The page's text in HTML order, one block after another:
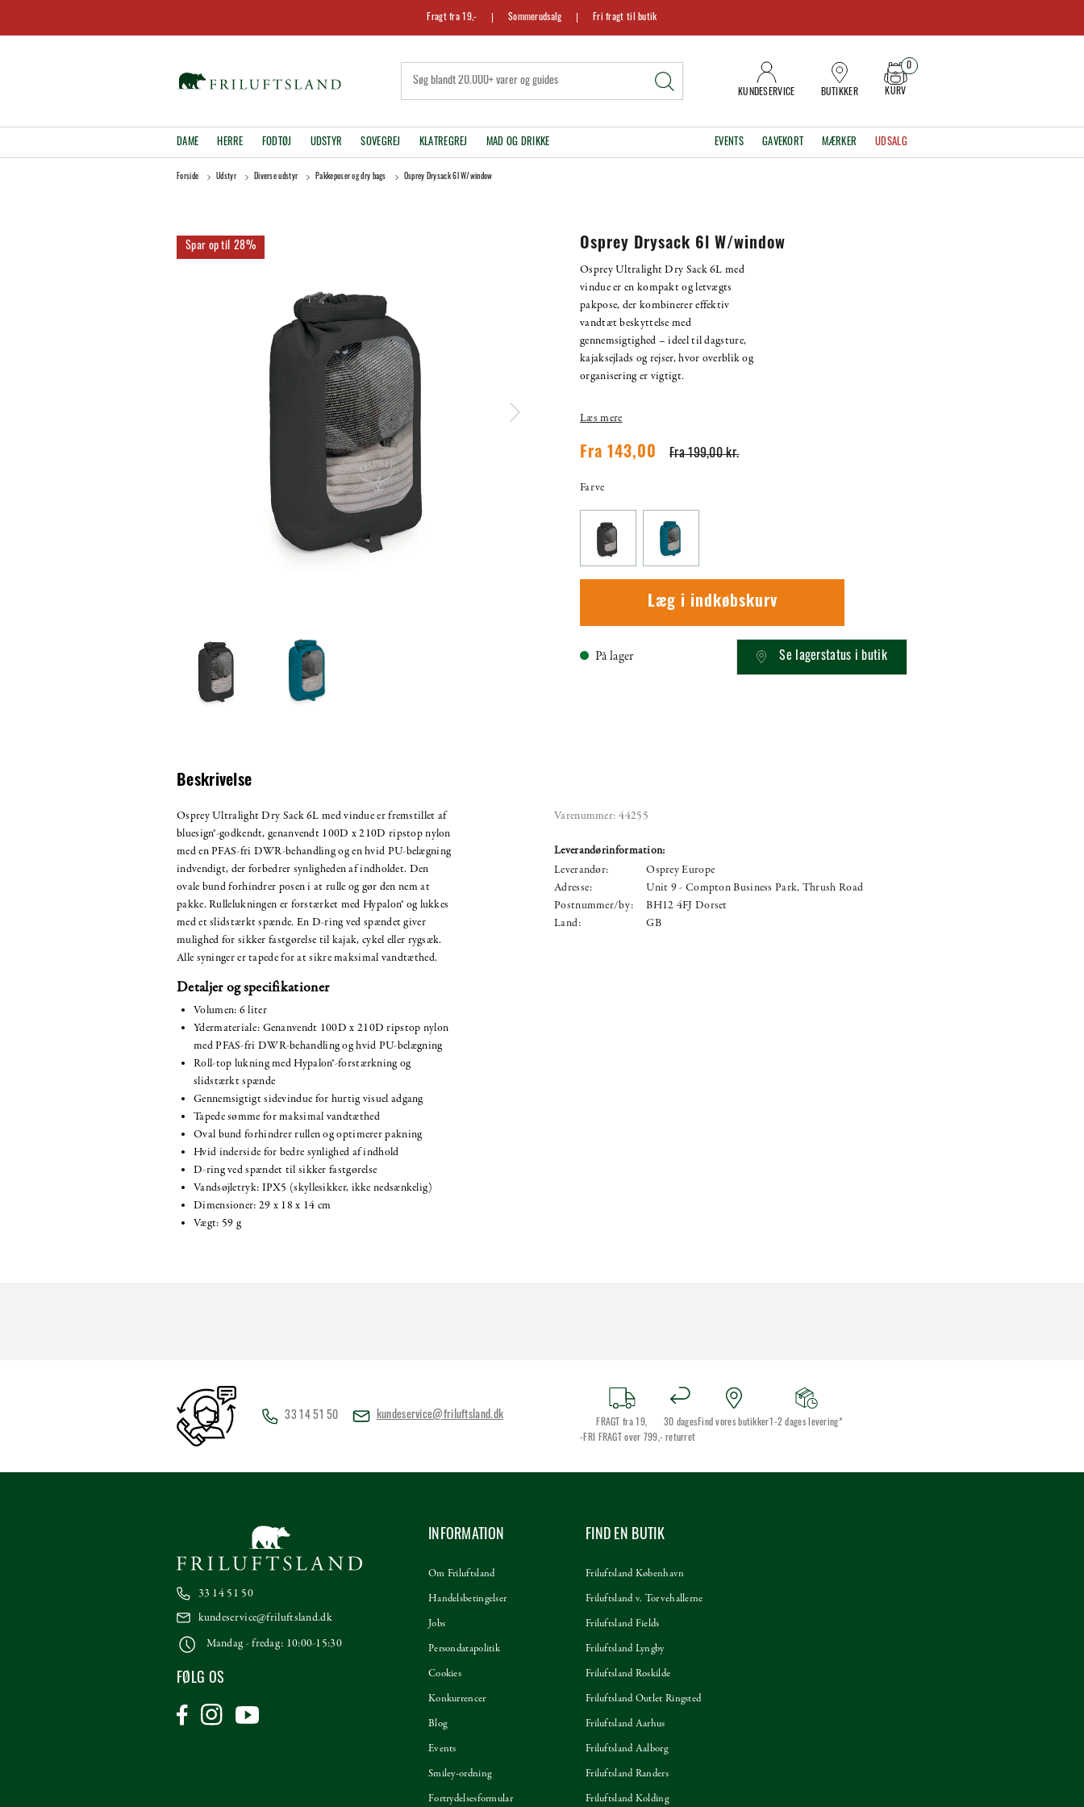
Fragt fra 19,- Sommerudsalg Fri fragt til butik
KUNDESERVICE BUTIKKER KURV
0
DAME HERRE FODTØJ UDSTYR SOVEGREJ KLATREGREJ MAD OG DRIKKE EVENTS GAVEKORT MÆRKER UDSALG
Forside Udstyr Diverse udstyr Pakkeposer og dry bags Osprey Drysack 6l W/window
28% Osprey Drysack 6l W/window
Osprey Ultralight Dry Sack 6L med
vindue er en kompakt og letvægts
pakpose, der kombinerer effektiv
vandtæt beskyttelse med
gennemsigtighed – ideel til dagsture,
kajaksejlads og rejser, hvor overblik og
organisering er vigtigt.
Læs mere
Fra 199,00 kr.
Fra 143,00
Farve
Læg i indkøbskurv
På lager Se lagerstatus i butik
Beskrivelse
Osprey Ultralight Dry Sack 6L med vindue er fremstillet af
bluesign®-godkendt, genanvendt 100D x 210D ripstop nylon
med en PFAS-fri DWR-behandling og en hvid PU-belægning
indvendigt, der forbedrer synligheden af indholdet. Den
ovale bund forhindrer posen i at rulle og gør den nem at
pakke. Rullelukningen er forstærket med Hypalon® og lukkes
med et slidstærkt spænde. En D-ring ved spændet giver
mulighed for sikker fastgørelse til kajak, cykel eller rygsæk.
Alle syninger er tapede for at sikre maksimal vandtæthed.
Detaljer og specifikationer
Volumen: 6 liter
Ydermateriale: Genanvendt 100D x 210D ripstop nylon
med PFAS-fri DWR-behandling og hvid PU-belægning
Roll-top lukning med Hypalon®-forstærkning og
slidstærkt spænde
Gennemsigtigt sidevindue for hurtig visuel adgang
Tapede sømme for maksimal vandtæthed
Oval bund forhindrer rullen og optimerer pakning
Hvid inderside for bedre synlighed af indhold
D-ring ved spændet til sikker fastgørelse
Vandsøjletryk: IPX5 (skyllesikker, ikke nedsænkelig)
Dimensioner: 29 x 18 x 14 cm
Vægt: 59 g
Varenummer: 44255
Leverandørinformation:
Leverandør:
Osprey Europe
Adresse:
Unit 9 - Compton Business Park, Thrush Road
Postnummer/by:
BH12 4FJ Dorset
Land:
GB
33 14 51 50 kundeservice@friluftsland.dk
FRAGT fra 19,
-FRI FRAGT over 799,-
30 dages
returret
Find vores butikker 1-2 dages levering*
33 14 51 50
kundeservice@friluftsland.dk
Mandag - fredag: 10:00-15:30
FØLG OS
INFORMATION
Om Friluftsland
Handelsbetingelser
Jobs
Persondatapolitik
Cookies
Konkurrencer
Blog
Events
Smiley-ordning
Fortrydelsesformular
FIND EN BUTIK
Friluftsland København
Friluftsland v. Torvehallerne
Friluftsland Fields
Friluftsland Lyngby
Friluftsland Roskilde
Friluftsland Outlet Ringsted
Friluftsland Aarhus
Friluftsland Aalborg
Friluftsland Randers
Friluftsland Kolding